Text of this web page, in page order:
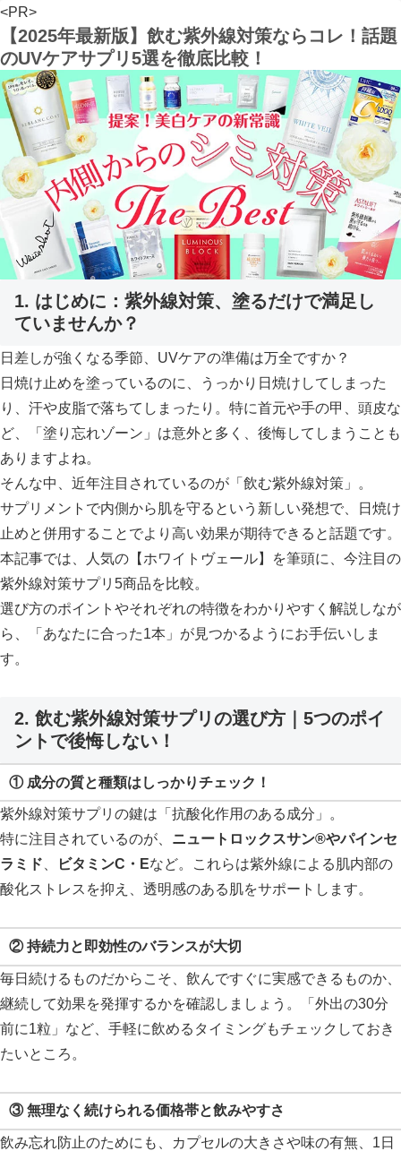
<PR>
【2025年最新版】飲む紫外線対策ならコレ！話題
のUVケアサプリ5選を徹底比較！
1. はじめに：紫外線対策、塗るだけで満足し
ていませんか？
日差しが強くなる季節、UVケアの準備は万全ですか？
日焼け止めを塗っているのに、うっかり日焼けしてしまった
り、汗や皮脂で落ちてしまったり。特に首元や手の甲、頭皮な
ど、「塗り忘れゾーン」は意外と多く、後悔してしまうことも
ありますよね。
そんな中、近年注目されているのが「飲む紫外線対策」。
サプリメントで内側から肌を守るという新しい発想で、日焼け
止めと併用することでより高い効果が期待できると話題です。
本記事では、人気の【ホワイトヴェール】を筆頭に、今注目の
紫外線対策サプリ5商品を比較。
選び方のポイントやそれぞれの特徴をわかりやすく解説しなが
ら、「あなたに合った1本」が見つかるようにお手伝いしま
す。
2. 飲む紫外線対策サプリの選び方｜5つのポイ
ントで後悔しない！
① 成分の質と種類はしっかりチェック！
紫外線対策サプリの鍵は「抗酸化作用のある成分」。
特に注目されているのが、 ニュートロックスサン®やパインセ
ラミド、 ビタミンC・Eなど。これらは紫外線による肌内部の
酸化ストレスを抑え、透明感のある肌をサポートします。
② 持続力と即効性のバランスが大切
毎日続けるものだからこそ、飲んですぐに実感できるものか、
継続して効果を発揮するかを確認しましょう。「外出の30分
前に1粒」など、手軽に飲めるタイミングもチェックしておき
たいところ。
③ 無理なく続けられる価格帯と飲みやすさ
飲み忘れ防止のためにも、カプセルの大きさや味の有無、1日